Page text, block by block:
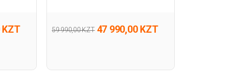
KZT 59 990,00 KZT 47 990,00 KZT